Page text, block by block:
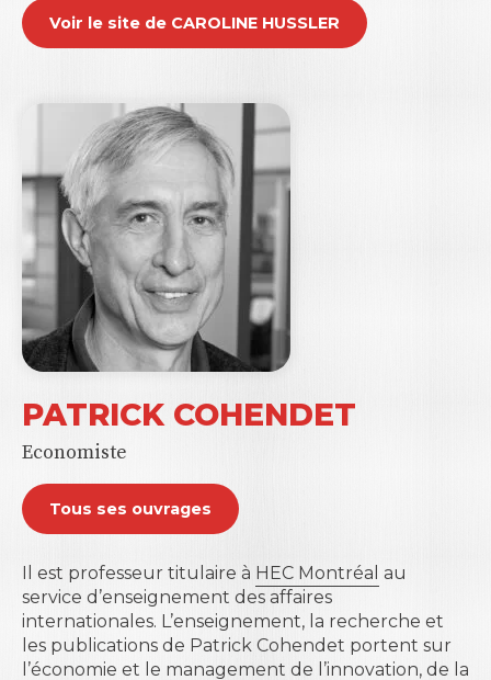
Voir le site de CAROLINE HUSSLER
PATRICK COHENDET
Economiste
Tous ses ouvrages
Il est professeur titulaire à HEC Montréal au
service d’enseignement des affaires
internationales. L’enseignement, la recherche et
les publications de Patrick Cohendet portent sur
l’économie et le management de l’innovation, de la